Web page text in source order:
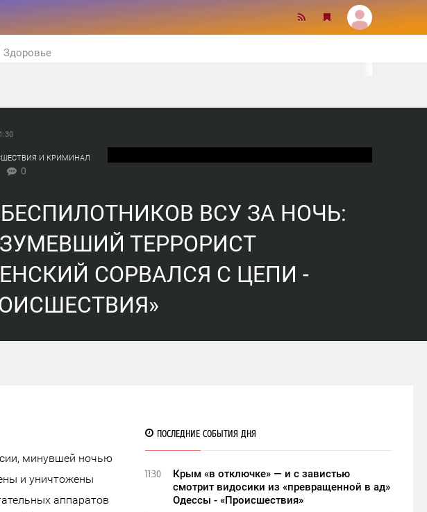
Здоровье
И КРИМИНАЛ
0
БЕСПИЛОТНИКОВ ВСУ ЗА НОЧЬ:
ТЕРРОРИСТ
СОРВАЛСЯ С ЦЕПИ -
минувшей ночью
и уничтожены
аппаратов
ПОСЛЕДНИЕ СОБЫТИЯ ДНЯ
11:30
Крым «в отключке» — и с завистью
смотрит видосики из «превращенной в ад»
Одессы - «Происшествия»